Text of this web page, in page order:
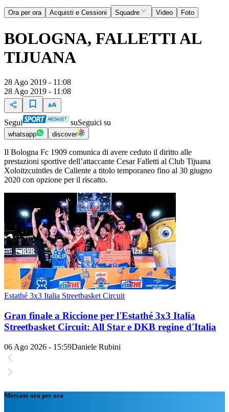
Ora per ora Acquisti e Cessioni Squadre Video Foto
BOLOGNA, FALLETTI AL
TIJUANA
28 Ago 2019 - 11:08
28 Ago 2019 - 11:08
Segui suSeguici su
whatsapp discover
Il Bologna Fc 1909 comunica di avere ceduto il diritto alle
prestazioni sportive dell’attaccante Cesar Falletti al Club Tijuana
Xoloitzcuintles de Caliente a titolo temporaneo fino al 30 giugno
2020 con opzione per il riscatto.
Estathé 3x3 Italia Streetbasket Circuit
Gran finale a Riccione per l'Estathé 3x3 Italia
Streetbasket Circuit: All Star e DKB regine d'Italia
06 Ago 2026 - 15:59Daniele Rubini
Mercato ora per ora